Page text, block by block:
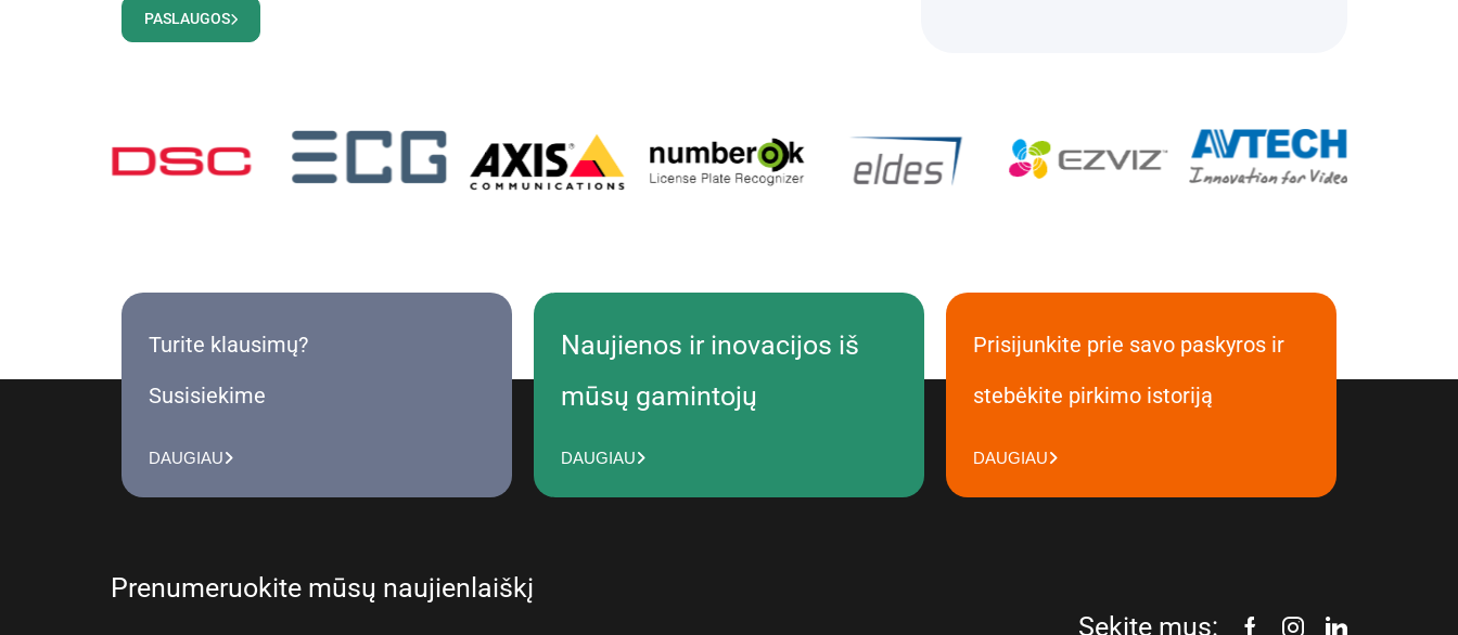
PASLAUGOS
Turite klausimų?
Susisiekime
DAUGIAU
Naujienos ir inovacijos iš
mūsų gamintojų
DAUGIAU
Prisijunkite prie savo paskyros ir
stebėkite pirkimo istoriją
DAUGIAU
Prenumeruokite mūsų naujienlaiškį
Sekite mus: